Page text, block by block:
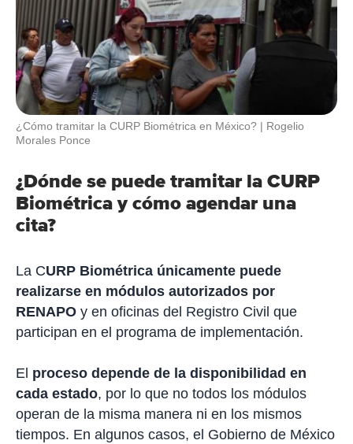
¿Cómo tramitar la CURP Biométrica en México?
Rogelio
Morales Ponce
¿Dónde se puede tramitar la CURP
Biométrica y cómo agendar una
cita?
La CURP Biométrica únicamente puede
realizarse en módulos autorizados por
RENAPO y en oficinas del Registro Civil que
participan en el programa de implementación.
El proceso depende de la disponibilidad en
cada estado, por lo que no todos los módulos
operan de la misma manera ni en los mismos
tiempos. En algunos casos, el Gobierno de México